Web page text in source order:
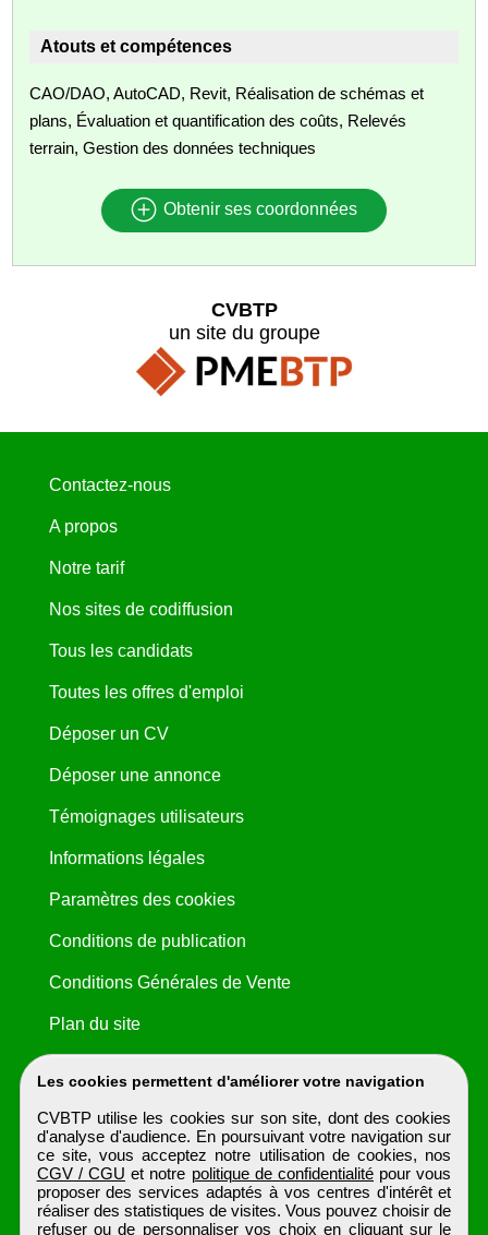
Atouts et compétences
CAO/DAO, AutoCAD, Revit, Réalisation de schémas et
plans, Évaluation et quantification des coûts, Relevés
terrain, Gestion des données techniques
Obtenir ses coordonnées
Les cookies permettent d'améliorer votre navigation
CVBTP utilise les cookies sur son site, dont des cookies
d'analyse d'audience. En poursuivant votre navigation sur
ce site, vous acceptez notre utilisation de cookies, nos
CGV / CGU et notre politique de confidentialité pour vous
proposer des services adaptés à vos centres d'intérêt et
réaliser des statistiques de visites. Vous pouvez choisir de
refuser ou de personnaliser vos choix en cliquant sur le
CVBTP
un site du groupe
Contactez-nous
A propos
Notre tarif
Nos sites de codiffusion
Tous les candidats
Toutes les offres d'emploi
Déposer un CV
Déposer une annonce
Témoignages utilisateurs
Informations légales
Paramètres des cookies
Conditions de publication
Conditions Générales de Vente
Plan du site